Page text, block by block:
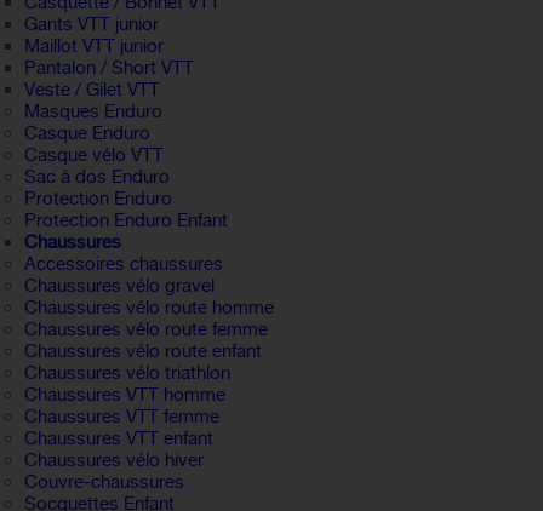
Gants VTT junior
Maillot VTT junior
Pantalon / Short VTT
Veste / Gilet VTT
Masques Enduro
Casque Enduro
Casque vélo VTT
Sac à dos Enduro
Protection Enduro
Protection Enduro Enfant
Chaussures
Accessoires chaussures
Chaussures vélo gravel
Chaussures vélo route homme
Chaussures vélo route femme
Chaussures vélo route enfant
Chaussures vélo triathlon
Chaussures VTT homme
Chaussures VTT femme
Chaussures VTT enfant
Chaussures vélo hiver
Couvre-chaussures
Socquettes Enfant